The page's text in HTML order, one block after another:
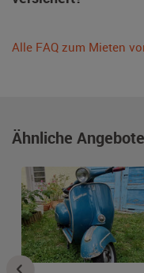
Alle FAQ zum Mieten
Ähnliche Angebote